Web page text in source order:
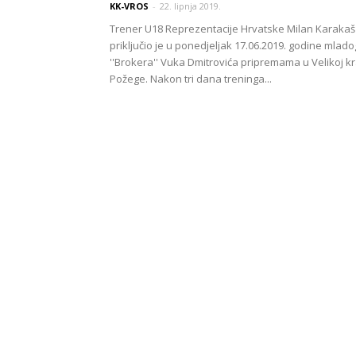
KK-VROS - 22. lipnja 2019.
Trener U18 Reprezentacije Hrvatske Milan Karakaš
priključio je u ponedjeljak 17.06.2019. godine
''Brokera'' Vuka Dmitrovića pripremama u Velikoj
Požege. Nakon tri dana treninga...